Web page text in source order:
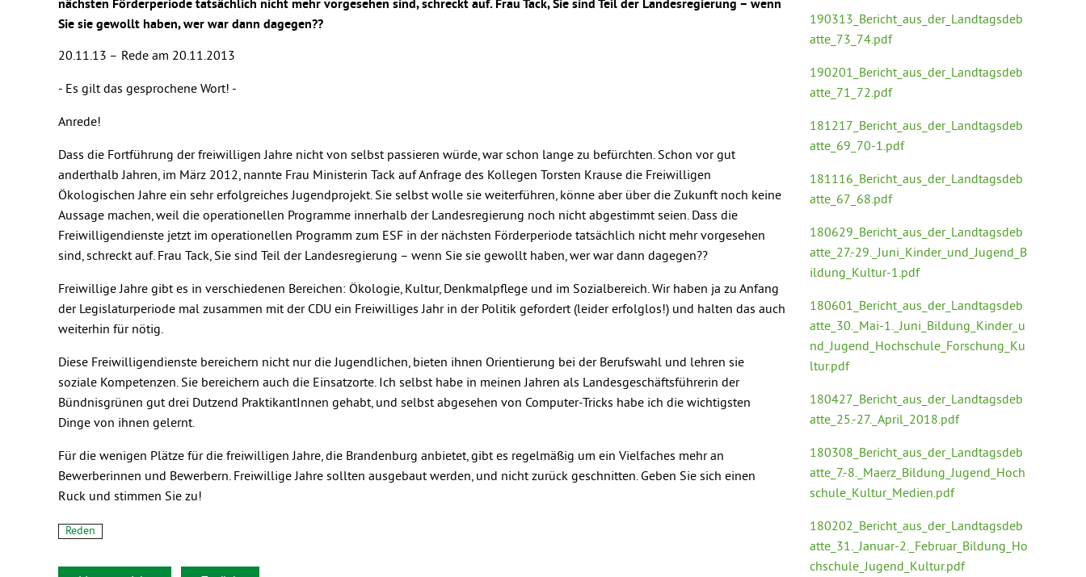
nächsten Förderperiode tatsächlich nicht mehr vorgesehen sind, schreckt auf. Frau Tack, Sie sind Teil der Landesregierung – wenn
Sie sie gewollt haben, wer war dann dagegen??
20.11.13 – Rede am 20.11.2013
- Es gilt das gesprochene Wort! -
Anrede!
Dass die Fortführung der freiwilligen Jahre nicht von selbst passieren würde, war schon lange zu befürchten. Schon vor gut
anderthalb Jahren, im März 2012, nannte Frau Ministerin Tack auf Anfrage des Kollegen Torsten Krause die Freiwilligen
Ökologischen Jahre ein sehr erfolgreiches Jugendprojekt. Sie selbst wolle sie weiterführen, könne aber über die Zukunft noch keine
Aussage machen, weil die operationellen Programme innerhalb der Landesregierung noch nicht abgestimmt seien. Dass die
Freiwilligendienste jetzt im operationellen Programm zum ESF in der nächsten Förderperiode tatsächlich nicht mehr vorgesehen
sind, schreckt auf. Frau Tack, Sie sind Teil der Landesregierung – wenn Sie sie gewollt haben, wer war dann dagegen??
Freiwillige Jahre gibt es in verschiedenen Bereichen: Ökologie, Kultur, Denkmalpflege und im Sozialbereich. Wir haben ja zu Anfang
der Legislaturperiode mal zusammen mit der CDU ein Freiwilliges Jahr in der Politik gefordert (leider erfolglos!) und halten das auch
weiterhin für nötig.
Diese Freiwilligendienste bereichern nicht nur die Jugendlichen, bieten ihnen Orientierung bei der Berufswahl und lehren sie
soziale Kompetenzen. Sie bereichern auch die Einsatzorte. Ich selbst habe in meinen Jahren als Landesgeschäftsführerin der
Bündnisgrünen gut drei Dutzend PraktikantInnen gehabt, und selbst abgesehen von Computer-Tricks habe ich die wichtigsten
Dinge von ihnen gelernt.
Für die wenigen Plätze für die freiwilligen Jahre, die Brandenburg anbietet, gibt es regelmäßig um ein Vielfaches mehr an
Bewerberinnen und Bewerbern. Freiwillige Jahre sollten ausgebaut werden, und nicht zurück geschnitten. Geben Sie sich einen
Ruck und stimmen Sie zu!
Reden
190313_Bericht_aus_der_Landtagsdeb
atte_73_74.pdf
190201_Bericht_aus_der_Landtagsdeb
atte_71_72.pdf
181217_Bericht_aus_der_Landtagsdeb
atte_69_70-1.pdf
181116_Bericht_aus_der_Landtagsdeb
atte_67_68.pdf
180629_Bericht_aus_der_Landtagsdeb
atte_27.-29._Juni_Kinder_und_Jugend_B
ildung_Kultur-1.pdf
180601_Bericht_aus_der_Landtagsdeb
atte_30._Mai-1._Juni_Bildung_Kinder_u
nd_Jugend_Hochschule_Forschung_Ku
ltur.pdf
180427_Bericht_aus_der_Landtagsdeb
atte_25.-27._April_2018.pdf
180308_Bericht_aus_der_Landtagsdeb
atte_7.-8._Maerz_Bildung_Jugend_Hoch
schule_Kultur_Medien.pdf
180202_Bericht_aus_der_Landtagsdeb
atte_31._Januar-2._Februar_Bildung_Ho
chschule_Jugend_Kultur.pdf